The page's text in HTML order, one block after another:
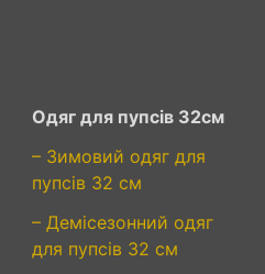
Одяг для пупсів 32см
– Зимовий одяг для
пупсів 32 см
– Демісезонний одяг
для пупсів 32 см